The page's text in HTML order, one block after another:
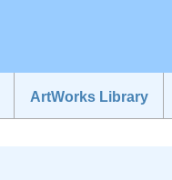
ArtWorks Library